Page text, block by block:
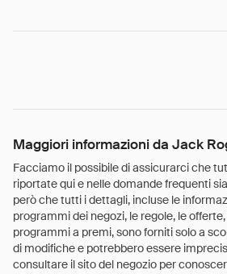
Maggiori informazioni da Jack
Facciamo il possibile di assicurarci che
riportate qui e nelle domande frequenti
però che tutti i dettagli, incluse le
programmi dei negozi, le regole, le
programmi a premi, sono forniti solo a
di modifiche e potrebbero essere
consultare il sito del negozio per